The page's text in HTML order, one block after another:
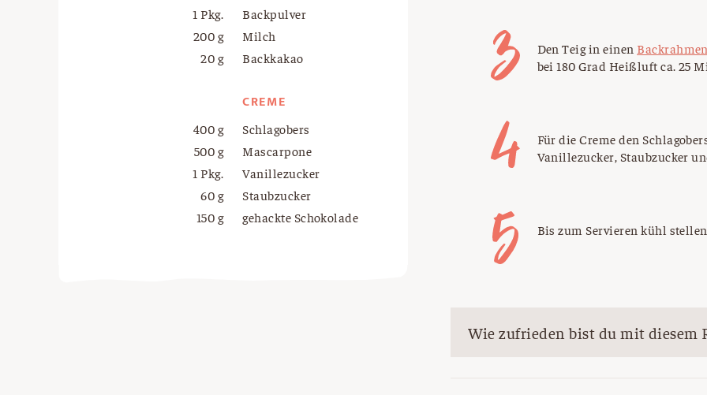
1 Pkg.
Backpulver
200 g
Milch
20 g
Backkakao
CREME
400 g
Schlagobers
500 g
Mascarpone
1 Pkg.
Vanillezucker
60 g
Staubzucker
150 g
gehackte Schokolade
Den Teig in einen
bei 180 Grad Heißluft ca. 25
Für die Creme den
Vanillezucker, Staubzucker
Bis zum Servieren kühl
Wie zufrieden bist du mit diesem